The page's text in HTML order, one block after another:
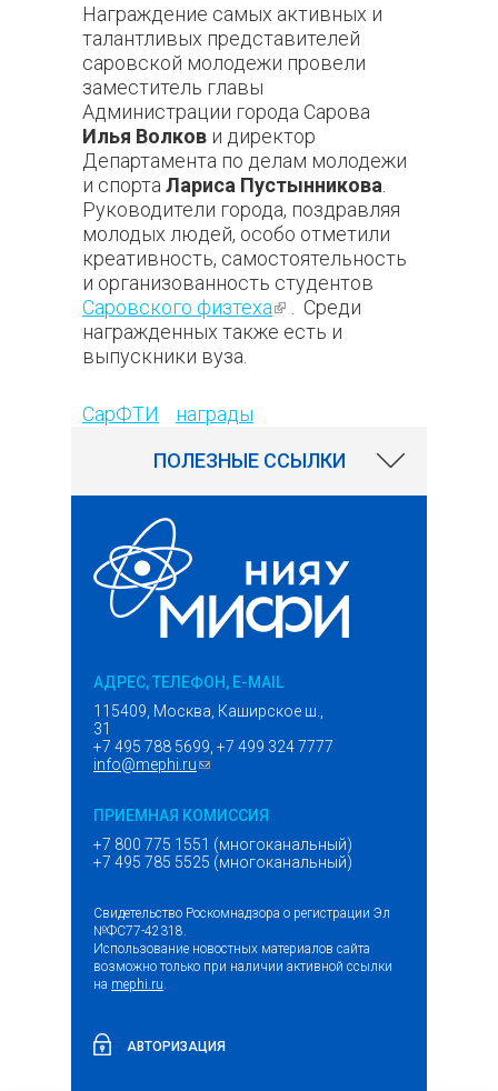
Награждение самых активных и
талантливых представителей
саровской молодежи провели
заместитель главы
Администрации города Сарова
Илья Волков и директор
Департамента по делам молодежи
и спорта Лариса Пустынникова
Руководители города, поздравляя
молодых людей, особо отметили
креативность, самостоятельность
и организованность студентов
Саровского физтеха(внешняя
ссылка)
. Среди
награжденных также есть и
выпускники вуза.
СарФТИ
награды
ПОЛЕЗНЫЕ ССЫЛКИ
АДРЕС, ТЕЛЕФОН, E-MAIL
115409, Москва, Каширское ш.,
31
+7 495 788 5699, +7 499 324 7777
info@mephi.ru(ссылка для отправки email)
ПРИЕМНАЯ КОМИССИЯ
+7 800 775 1551 (многоканальный)
+7 495 785 5525 (многоканальный)
Свидетельство Роскомнадзора о регистрации Эл
№ФС77-42318.
Использование новостных материалов сайта
возможно только при наличии активной ссылки
на mephi.ru
АВТОРИЗАЦИЯ